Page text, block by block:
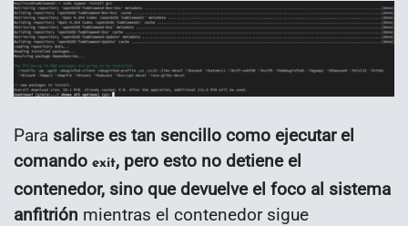
Para salirse es tan sencillo como ejecutar el
comando exit, pero esto no detiene el
contenedor, sino que devuelve el foco al sistema
anfitrión mientras el contenedor sigue